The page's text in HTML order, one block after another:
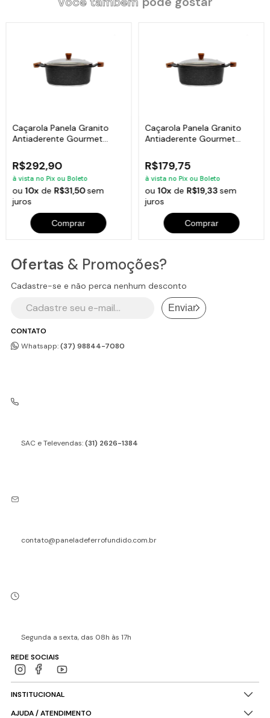
Caçarola Panela Granito
Antiaderente Gourmet
R$292,90
à vista no Pix ou Boleto
ou10x de R$31,50sem
juros
Comprar
Caçarola Panela Granito
Antiaderente Gourmet
R$179,75
à vista no Pix ou Boleto
ou10x de R$19,33sem
juros
Comprar
CONTATO
Whatsapp:(37) 98844-7080
SAC e Televendas:(31) 2626-1384
contato@paneladeferrofundido.com.br
Segunda a sexta, das 08h às 17h
REDE SOCIAIS
INSTITUCIONAL
AJUDA / ATENDIMENTO
Ofertas & Promoções?
Cadastre-se e não perca nenhum desconto
Enviar